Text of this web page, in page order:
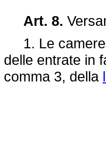
Art. 8.
1. Le camere
delle entrate in
comma 3, della